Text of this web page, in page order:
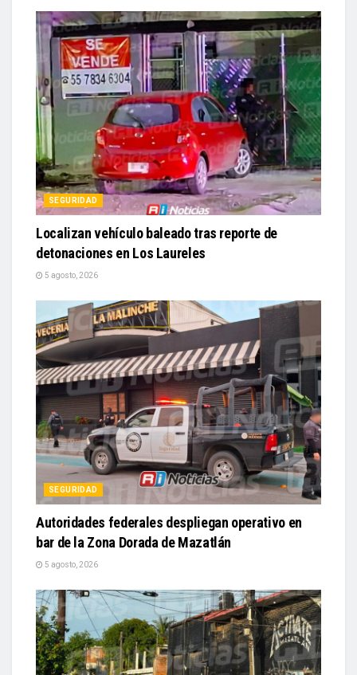
SEGURIDAD
Localizan vehículo baleado tras reporte de
detonaciones en Los Laureles
5 agosto, 2026
SEGURIDAD
Autoridades federales despliegan operativo en
bar de la Zona Dorada de Mazatlán
5 agosto, 2026